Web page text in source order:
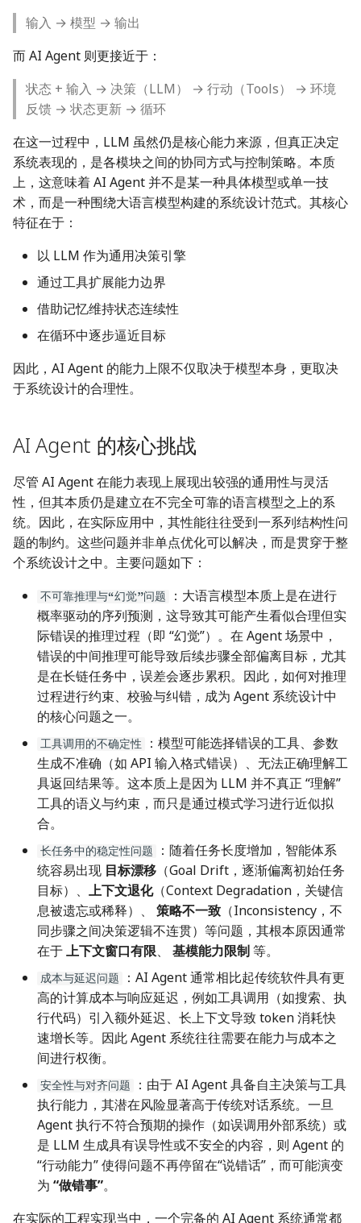
输入 → 模型 → 输出
而 AI Agent 则更接近于：
状态 + 输入 → 决策（LLM） → 行动（Tools） → 环境
反馈 → 状态更新 → 循环
在这一过程中，LLM 虽然仍是核心能力来源，但真正决定
系统表现的，是各模块之间的协同方式与控制策略。本质
上，这意味着 AI Agent 并不是某一种具体模型或单一技
术，而是一种围绕大语言模型构建的系统设计范式。其核心
特征在于：
以 LLM 作为通用决策引擎
通过工具扩展能力边界
借助记忆维持状态连续性
在循环中逐步逼近目标
因此，AI Agent 的能力上限不仅取决于模型本身，更取决
于系统设计的合理性。
AI Agent 的核心挑战
尽管 AI Agent 在能力表现上展现出较强的通用性与灵活
性，但其本质仍是建立在不完全可靠的语言模型之上的系
统。因此，在实际应用中，其性能往往受到一系列结构性问
题的制约。这些问题并非单点优化可以解决，而是贯穿于整
个系统设计之中。主要问题如下：
不可靠推理与“幻觉”问题
：大语言模型本质上是在进行
概率驱动的序列预测，这导致其可能产生看似合理但实
际错误的推理过程（即 “幻觉”）。在 Agent 场景中，
错误的中间推理可能导致后续步骤全部偏离目标，尤其
是在长链任务中，误差会逐步累积。因此，如何对推理
过程进行约束、校验与纠错，成为 Agent 系统设计中
的核心问题之一。
工具调用的不确定性
：模型可能选择错误的工具、参数
生成不准确（如 API 输入格式错误）、无法正确理解工
具返回结果等。这本质上是因为 LLM 并不真正 “理解”
工具的语义与约束，而只是通过模式学习进行近似拟
合。
长任务中的稳定性问题
：随着任务长度增加，智能体系
统容易出现 目标漂移 （Goal Drift，逐渐偏离初始任务
目标）、 上下文退化（Context Degradation，关键信
息被遗忘或稀释）、 策略不一致 （Inconsistency，不
同步骤之间决策逻辑不连贯）等问题，其根本原因通常
在于上下文窗口有限、 基模能力限制等。
成本与延迟问题
：AI Agent 通常相比起传统软件具有更
高的计算成本与响应延迟，例如工具调用（如搜索、执
行代码）引入额外延迟、长上下文导致 token 消耗快
速增长等。因此 Agent 系统往往需要在能力与成本之
间进行权衡。
安全性与对齐问题
：由于 AI Agent 具备自主决策与工具
执行能力，其潜在风险显著高于传统对话系统。一旦
Agent 执行不符合预期的操作（如误调用外部系统）或
是 LLM 生成具有误导性或不安全的内容，则 Agent 的
“行动能力” 使得问题不再停留在“说错话”，而可能演变
为 “做错事”。
在实际的工程实现当中，一个完备的 AI Agent 系统通常都